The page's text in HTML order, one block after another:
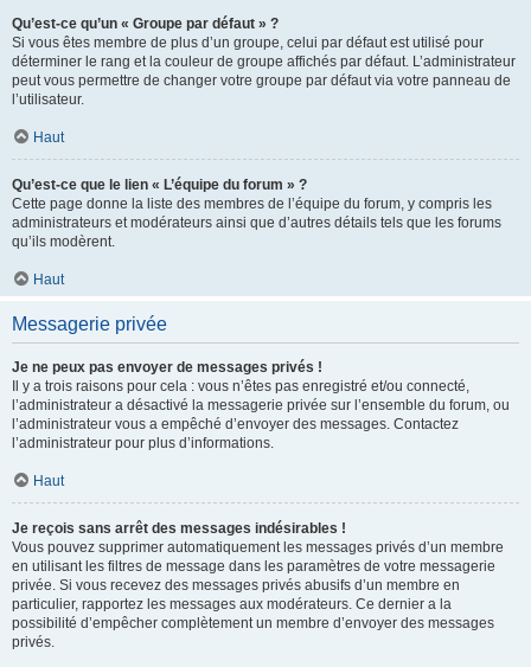
Qu’est-ce qu’un « Groupe par défaut » ?
Si vous êtes membre de plus d’un groupe, celui par défaut est utilisé pour
déterminer le rang et la couleur de groupe affichés par défaut. L’administrateur
peut vous permettre de changer votre groupe par défaut via votre panneau de
l’utilisateur.
Haut
Qu’est-ce que le lien « L’équipe du forum » ?
Cette page donne la liste des membres de l’équipe du forum, y compris les
administrateurs et modérateurs ainsi que d’autres détails tels que les forums
qu’ils modèrent.
Haut
Messagerie privée
Je ne peux pas envoyer de messages privés !
Il y a trois raisons pour cela : vous n’êtes pas enregistré et/ou connecté,
l’administrateur a désactivé la messagerie privée sur l’ensemble du forum, ou
l’administrateur vous a empêché d’envoyer des messages. Contactez
l’administrateur pour plus d’informations.
Haut
Je reçois sans arrêt des messages indésirables !
Vous pouvez supprimer automatiquement les messages privés d’un membre
en utilisant les filtres de message dans les paramètres de votre messagerie
privée. Si vous recevez des messages privés abusifs d’un membre en
particulier, rapportez les messages aux modérateurs. Ce dernier a la
possibilité d’empêcher complètement un membre d’envoyer des messages
privés.